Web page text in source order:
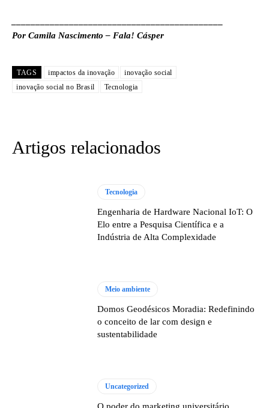
Por Camila Nascimento – Fala! Cásper
TAGS impactos da inovação
inovação social
inovação social no Brasil
Tecnologia
Artigos relacionados
Tecnologia
Engenharia de Hardware Nacional IoT: O
Elo entre a Pesquisa Científica e a
Indústria de Alta Complexidade
Meio ambiente
Domos Geodésicos Moradia: Redefinindo
o conceito de lar com design e
sustentabilidade
Uncategorized
O poder do marketing universitário